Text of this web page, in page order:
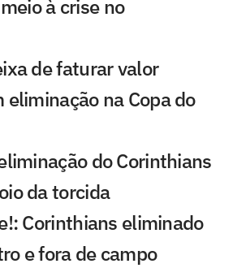
à crise no
de faturar valor
na Copa do
do Corinthians
da torcida
Corinthians eliminado
e fora de campo